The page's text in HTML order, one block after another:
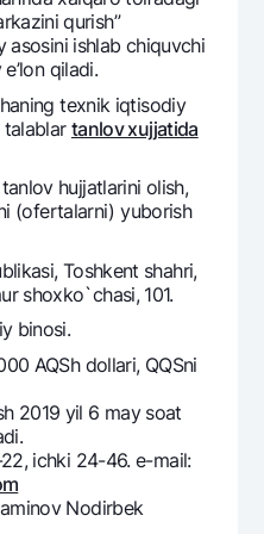
qurish”
asosini ishlab chiquvchi
qiladi.
tеxnik iqtisodiy
talablar tanlov xujjatida
hujjatlarini olish,
(ofеrtalarni) yuborish
Toshkеnt shahri,
shoxko`chasi, 101.
binosi.
AQSh dollari, QQSni
2019 yil 6 may soat
ichki 24-46. e-mail:
Nodirbеk